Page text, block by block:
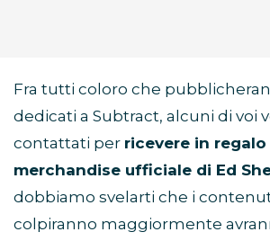
Fra tutti coloro che
dedicati a Subtract, alcuni di voi
contattati per ricevere in regalo
merchandise ufficiale di Ed
dobbiamo svelarti che i
colpiranno maggiormente